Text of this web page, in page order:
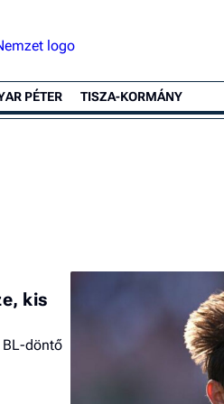
PÉTER TISZA-KORMÁNY
kis
BL-döntő